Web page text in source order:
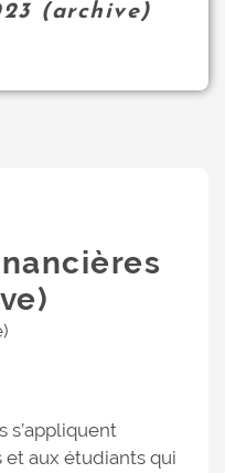
(archive)
s’appliquent
aux étudiants qui